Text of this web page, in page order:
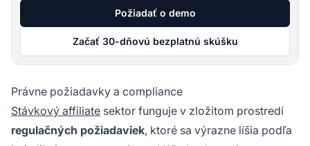
Požiadať o demo
Začať 30-dňovú bezplatnú skúšku
Právne požiadavky a compliance
Stávkový affiliate sektor funguje v zložitom prostredí
regulačných požiadaviek, ktoré sa výrazne líšia podľa